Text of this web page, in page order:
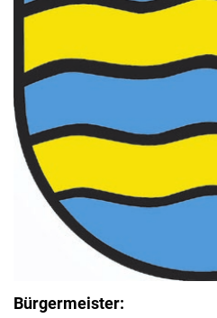
Bürgermeister: